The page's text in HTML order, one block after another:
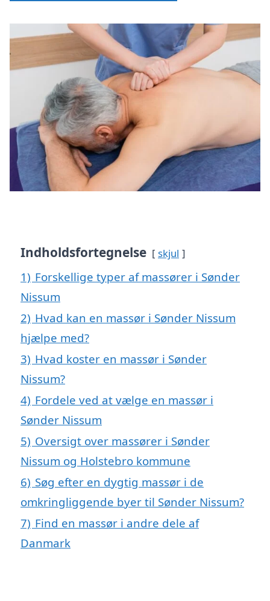
Indholdsfortegnelse skjul
1) Forskellige typer af massører i Sønder
Nissum
2) Hvad kan en massør i Sønder Nissum
hjælpe med?
3) Hvad koster en massør i Sønder
Nissum?
4) Fordele ved at vælge en massør i
Sønder Nissum
5) Oversigt over massører i Sønder
Nissum og Holstebro kommune
6) Søg efter en dygtig massør i de
omkringliggende byer til Sønder Nissum?
7) Find en massør i andre dele af
Danmark